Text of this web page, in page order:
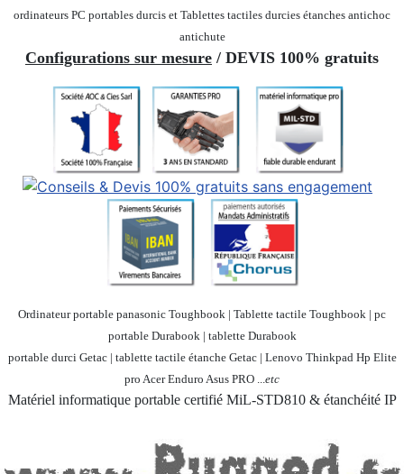
ordinateurs PC portables durcis et Tablettes tactiles durcies étanches antichoc
antichute
Configurations sur mesure / DEVIS 100% gratuits
Ordinateur portable panasonic Toughbook | Tablette tactile Toughbook | pc
portable Durabook | tablette Durabook
portable durci Getac | tablette tactile étanche Getac | Lenovo Thinkpad Hp Elite
pro Acer Enduro Asus PRO ...etc
Matériel informatique portable certifié MiL-STD810 & étanchéité IP